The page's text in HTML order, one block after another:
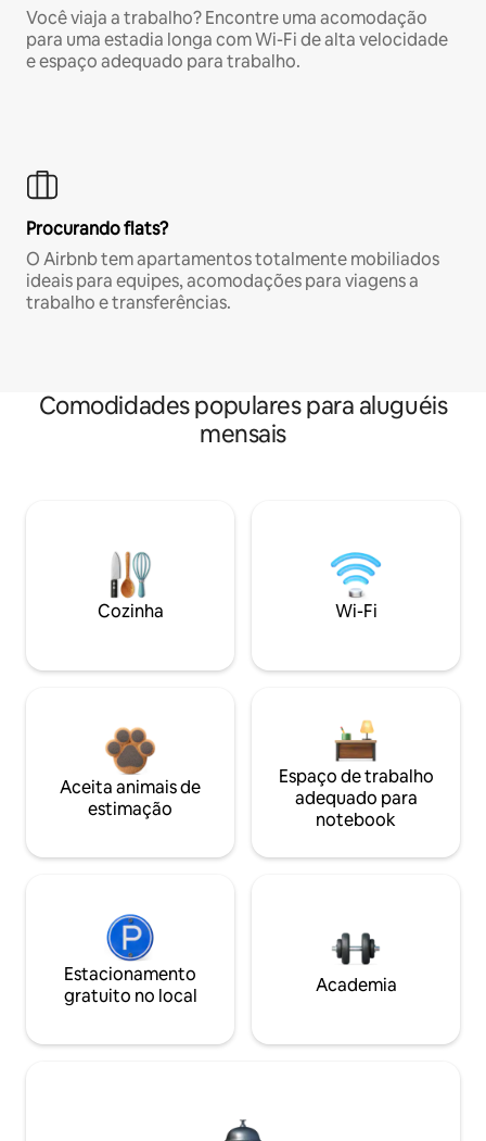
Você viaja a trabalho? Encontre uma acomodação
para uma estadia longa com Wi-Fi de alta velocidade
e espaço adequado para trabalho.
Procurando flats?
O Airbnb tem apartamentos totalmente mobiliados
ideais para equipes, acomodações para viagens a
trabalho e transferências.
Comodidades populares para aluguéis
mensais
Cozinha Wi-Fi
Aceita animais de
estimação
Espaço de trabalho
adequado para
notebook
Estacionamento
gratuito no local
Academia